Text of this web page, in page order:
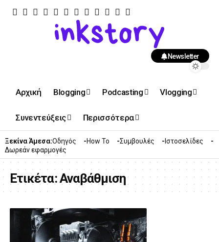
Newsletter
Αρχική Blogging Podcasting Vlogging
Συνεντεύξεις Περισσότερα
Ξεκίνα Άμεσα:Οδηγός How To Συμβουλές
Ιστοσελίδες
Δωρεάν εφαρμογές
Ετικέτα:Αναβάθμιση